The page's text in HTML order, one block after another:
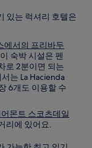
있는 럭셔리 호텔은
에서의 프리바두
숙박 시설은 펜
로 2분이면 되는
는 La Hacienda
6개도 이용할 수
몬트 스코츠데일
리에 있어요.